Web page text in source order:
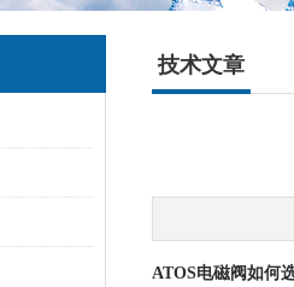
技术文章
ATOS电磁阀如何